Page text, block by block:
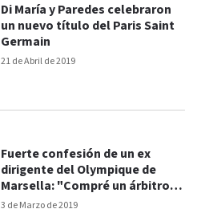
21 de Abril de 2019
Di María y Paredes celebraron
un nuevo título del Paris Saint
Germain
3 de Marzo de 2019
Fuerte confesión de un ex
dirigente del Olympique de
Marsella: "Compré un árbitro y
drogamos a los jugadores del